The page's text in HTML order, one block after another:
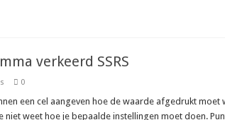
verkeerd SSRS
0
een cel aangeven hoe de waarde afgedrukt
niet weet hoe je bepaalde instellingen moet doen.